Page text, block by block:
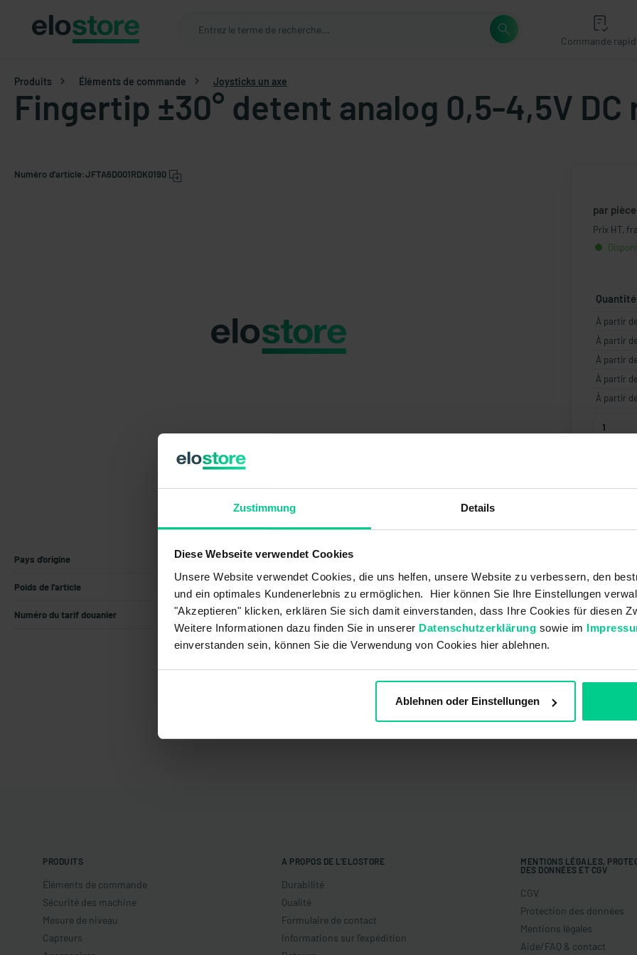
Zustimmung Details
Diese Webseite verwendet Cookies
Unsere Website verwendet Cookies, die uns helfen, unsere Website zu verbessern, den
und ein optimales Kundenerlebnis zu ermöglichen. Hier können Sie Ihre Einstellungen
"Akzeptieren" klicken, erklären Sie sich damit einverstanden, dass Ihre Cookies für diesen
Weitere Informationen dazu finden Sie in unserer Datenschutzerklärung sowie im
einverstanden sein, können Sie die Verwendung von Cookies hier ablehnen.
Ablehnen oder Einstellungen
Commande
Produits Éléments de commande Joysticks un axe
Fingertip ±30° detent analog 0,5-4,5V DC
Numéro d'article:JFTA6D001RDK0190
par pièce
Prix HT,
Quantité
À partir
À partir
À partir
À partir
À partir
Pays d'origine Allemagne
Poids de l'article
Numéro du tarif douanier 85371098
PRODUITS
Éléments de commande
Sécurité des machine
Mesure de niveau
Capteurs
A PROPOS DE L'ELOSTORE
Durabilité
Qualité
Formulaire de contact
Informations sur l'expédition
MENTIONS LÉGALES,
DES DONNÉES ET CGV
CGV
Protection des données
Mentions légales
Aide/FAQ & contact